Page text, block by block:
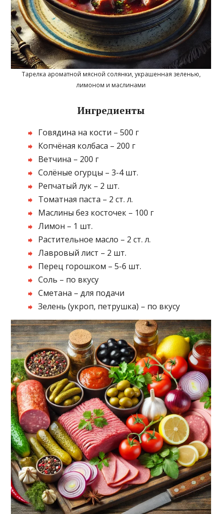
Тарелка ароматной мясной солянки, украшенная зеленью,
лимоном и маслинами
Ингредиенты
Говядина на кости – 500 г
Копчёная колбаса – 200 г
Ветчина – 200 г
Солёные огурцы – 3-4 шт.
Репчатый лук – 2 шт.
Томатная паста – 2 ст. л.
Маслины без косточек – 100 г
Лимон – 1 шт.
Растительное масло – 2 ст. л.
Лавровый лист – 2 шт.
Перец горошком – 5-6 шт.
Соль – по вкусу
Сметана – для подачи
Зелень (укроп, петрушка) – по вкусу